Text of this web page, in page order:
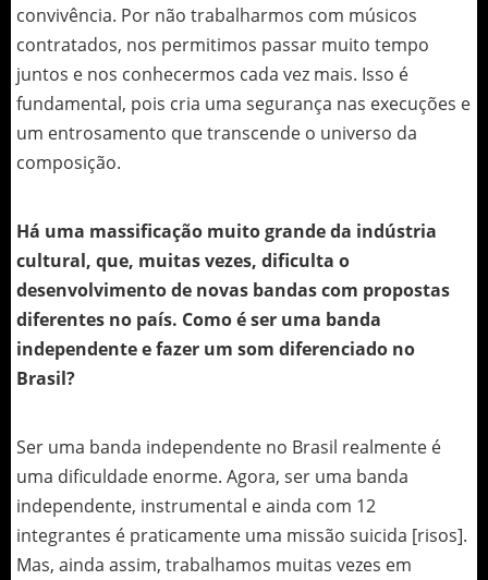
convivência. Por não trabalharmos com músicos
contratados, nos permitimos passar muito tempo
juntos e nos conhecermos cada vez mais. Isso é
fundamental, pois cria uma segurança nas execuções e
um entrosamento que transcende o universo da
composição.
Há uma massificação muito grande da indústria
cultural, que, muitas vezes, dificulta o
desenvolvimento de novas bandas com propostas
diferentes no país. Como é ser uma banda
independente e fazer um som diferenciado no
Brasil?
Ser uma banda independente no Brasil realmente é
uma dificuldade enorme. Agora, ser uma banda
independente, instrumental e ainda com 12
integrantes é praticamente uma missão suicida [risos].
Mas, ainda assim, trabalhamos muitas vezes em